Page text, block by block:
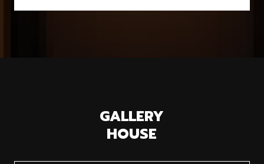
GALLERY
HOUSE